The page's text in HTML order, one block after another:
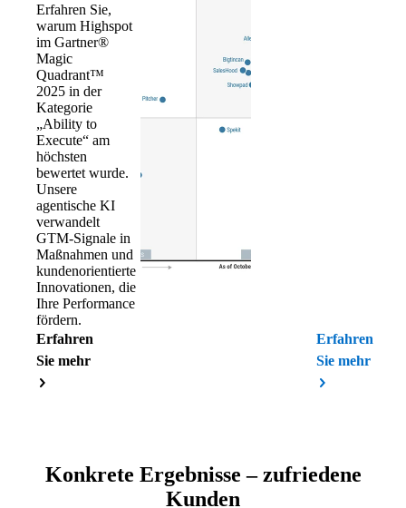
Erfahren Sie,
warum Highspot
im Gartner®
Magic
Quadrant™
2025 in der
Kategorie
„Ability to
Execute“ am
höchsten
bewertet wurde.
Unsere
agentische KI
verwandelt
GTM-Signale in
Maßnahmen und
kundenorientierte
Innovationen, die
Ihre Performance
fördern.
Erfahren
Sie mehr
Erfahren
Sie mehr
Konkrete Ergebnisse – zufriedene
Kunden